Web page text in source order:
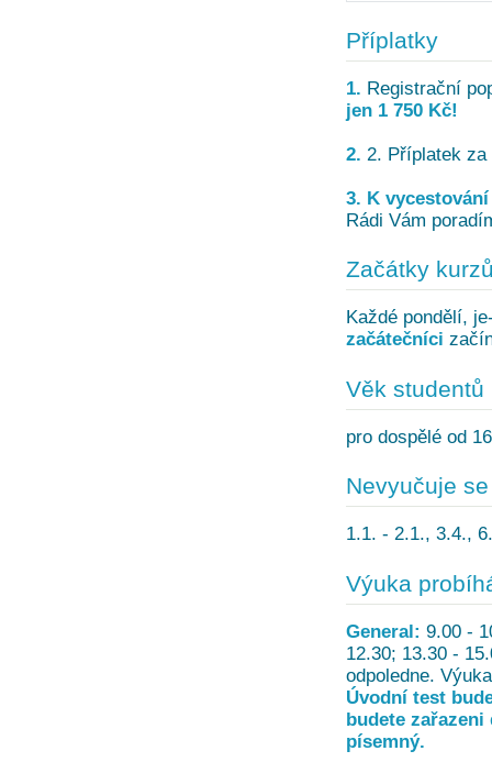
Příplatky
1. Registrační
jen 1 750 Kč!
2. 2. Příplatek
3. K
Rádi Vám
Začátky
Každé pondělí,
začátečníci
Věk studentů
pro dospělé od
Nevyučuje se
1.1. - 2.1., 3.4.,
Výuka
General: 9.00 -
12.30; 13.30 -
odpoledne.
Úvodní test
budete
písemný.